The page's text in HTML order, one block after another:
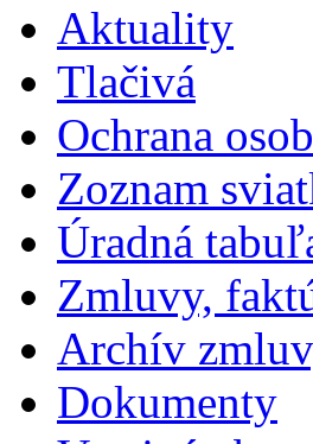
Aktuality
Tlačivá
Ochrana
Zoznam
Úradná
Zmluvy,
Archív
Dokumenty